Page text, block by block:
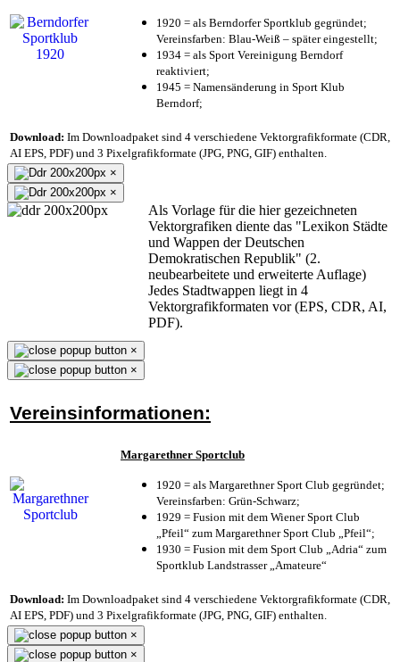
1920 = als Berndorfer Sportklub gegründet;
Vereinsfarben: Blau-Weiß – später eingestellt;
1934 = als Sport Vereinigung Berndorf
reaktiviert;
1945 = Namensänderung in Sport Klub
Berndorf;
Download: Im Downloadpaket sind 4 verschiedene Vektorgrafikformate (CDR,
AI EPS, PDF) und 3 Pixelgrafikformate (JPG, PNG, GIF) enthalten.
×
×
Als Vorlage für die hier gezeichneten
Vektorgrafiken diente das "Lexikon Städte
und Wappen der Deutschen
Demokratischen Republik" (2.
neubearbeitete und erweiterte Auflage)
Jedes Stadtwappen liegt in 4
Vektorgrafikformaten vor (EPS, CDR, AI,
PDF).
×
×
Vereinsinformationen:
Margarethner Sportclub
1920 = als Margarethner Sport Club gegründet;
Vereinsfarben: Grün-Schwarz;
1929 = Fusion mit dem Wiener Sport Club
„Pfeil“ zum Margarethner Sport Club „Pfeil“;
1930 = Fusion mit dem Sport Club „Adria“ zum
Sportklub Landstrasser „Amateure“
Download: Im Downloadpaket sind 4 verschiedene Vektorgrafikformate (CDR,
AI EPS, PDF) und 3 Pixelgrafikformate (JPG, PNG, GIF) enthalten.
×
×